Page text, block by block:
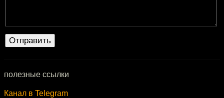
полезные ссылки
Канал в Telegram